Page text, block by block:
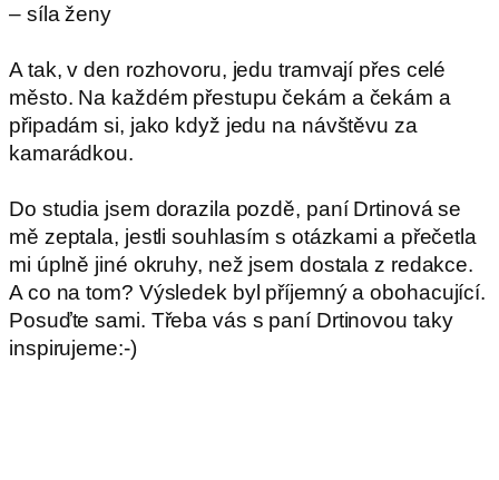
– síla ženy
A tak, v den rozhovoru, jedu tramvají přes celé
město. Na každém přestupu čekám a čekám a
připadám si, jako když jedu na návštěvu za
kamarádkou.
Do studia jsem dorazila pozdě, paní Drtinová se
mě zeptala, jestli souhlasím s otázkami a přečetla
mi úplně jiné okruhy, než jsem dostala z redakce.
A co na tom? Výsledek byl příjemný a obohacující.
Posuďte sami. Třeba vás s paní Drtinovou taky
inspirujeme:-)